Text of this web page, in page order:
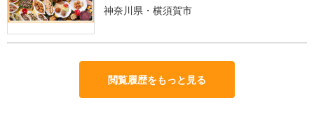
神奈川県・横須賀市
閲覧履歴をもっと見る